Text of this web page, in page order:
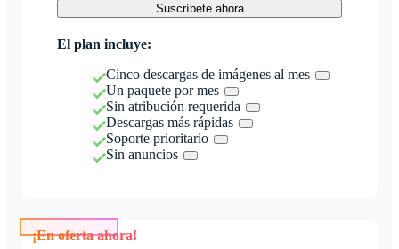
Suscríbete ahora
El plan incluye:
Cinco descargas de imágenes al mes
Un paquete por mes
Sin atribución requerida
Descargas más rápidas
Soporte prioritario
Sin anuncios